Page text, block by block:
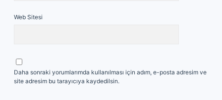
Web Sitesi
Daha sonraki yorumlarımda kullanılması için adım, e-posta adresim ve
site adresim bu tarayıcıya kaydedilsin.